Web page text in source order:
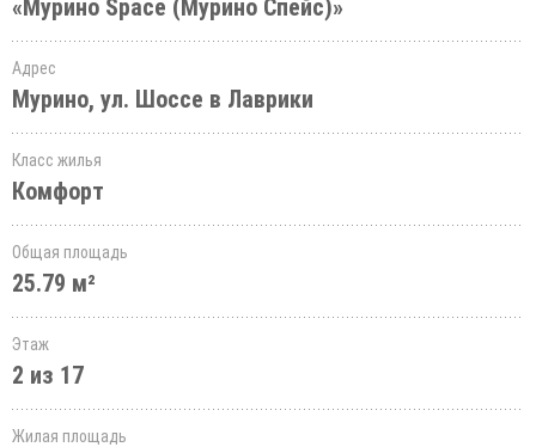
«Мурино Space (Мурино Спейс)»
Адрес
Мурино, ул. Шоссе в Лаврики
Класс жилья
Комфорт
Общая площадь
25.79 м²
Этаж
2 из 17
Жилая площадь